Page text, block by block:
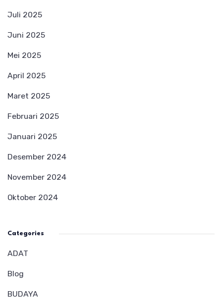
Juli 2025
Juni 2025
Mei 2025
April 2025
Maret 2025
Februari 2025
Januari 2025
Desember 2024
November 2024
Oktober 2024
Categories
ADAT
Blog
BUDAYA